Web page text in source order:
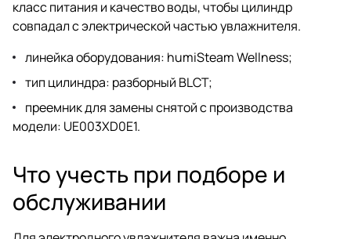
класс питания и качество воды, чтобы цилиндр
совпадал с электрической частью увлажнителя.
линейка оборудования: humiSteam Wellness;
тип цилиндра: разборный BLCT;
преемник для замены снятой с производства
модели: UE003XD0E1.
Что учесть при подборе и
обслуживании